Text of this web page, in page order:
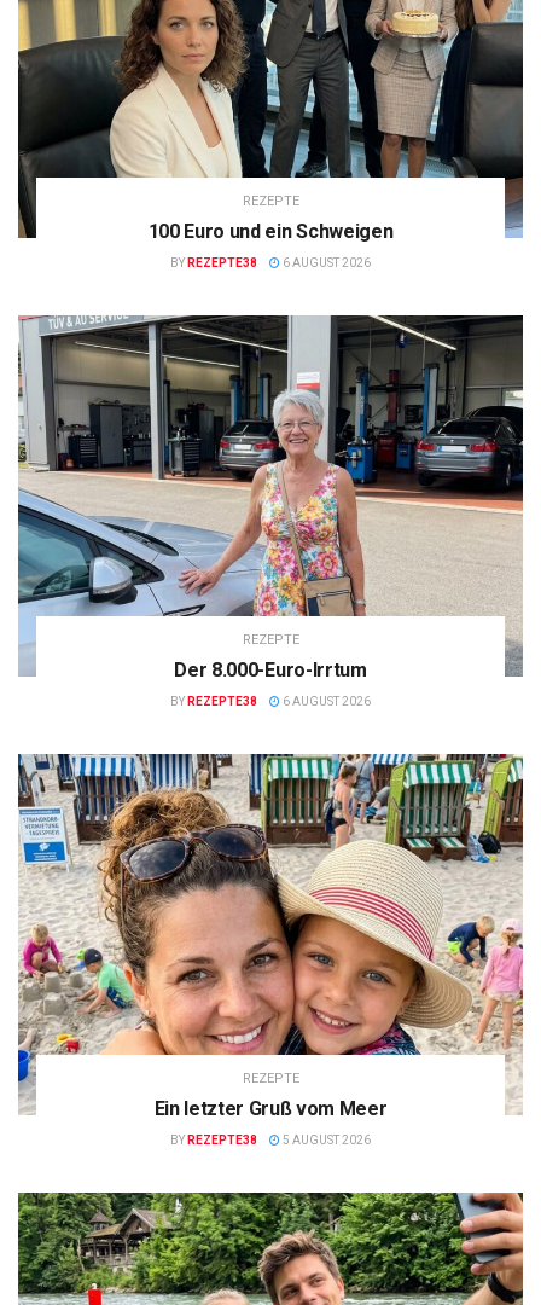
REZEPTE
100 Euro und ein Schweigen
BY REZEPTE38 6 AUGUST 2026
REZEPTE
Der 8.000-Euro-Irrtum
BY REZEPTE38 6 AUGUST 2026
REZEPTE
Ein letzter Gruß vom Meer
BY REZEPTE38 5 AUGUST 2026